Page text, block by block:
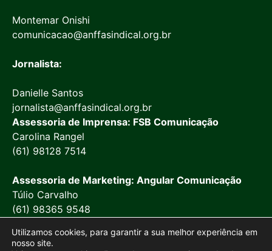
Montemar Onishi
comunicacao@anffasindical.org.br
Jornalista:
Danielle Santos
jornalista@anffasindical.org.br
Assessoria de Imprensa: FSB Comunicação
Carolina Rangel
(61) 98128 7514
Assessoria de Marketing: Angular Comunicação
Túlio Carvalho
(61) 98365 9548
Utilizamos cookies, para garantir a sua melhor experiência em
nosso site.